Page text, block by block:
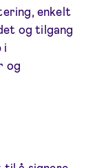
enkelt
og tilgang
i
og